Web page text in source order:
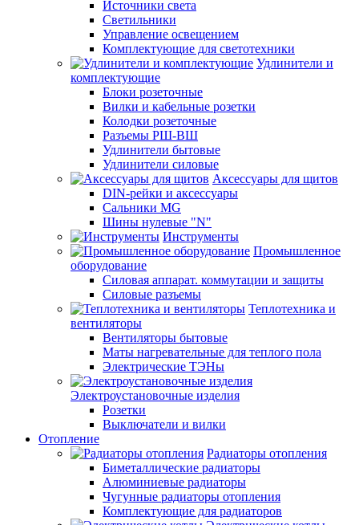
Источники света
Светильники
Управление освещением
Комплектующие для светотехники
Удлинители и
комплектующие
Блоки розеточные
Вилки и кабельные розетки
Колодки розеточные
Разъемы РШ-ВШ
Удлинители бытовые
Удлинители силовые
Аксессуары для щитов
DIN-рейки и аксессуары
Сальники MG
Шины нулевые "N"
Инструменты
Промышленное
оборудование
Силовая аппарат. коммутации и защиты
Силовые разъемы
Теплотехника и
вентиляторы
Вентиляторы бытовые
Маты нагревательные для теплого пола
Электрические ТЭНы
Электроустановочные изделия
Розетки
Выключатели и вилки
Отопление
Радиаторы отопления
Биметаллические радиаторы
Алюминиевые радиаторы
Чугунные радиаторы отопления
Комплектующие для радиаторов